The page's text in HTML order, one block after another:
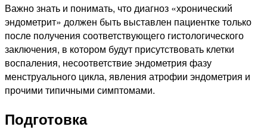
Важно знать и понимать, что диагноз «хронический
эндометрит» должен быть выставлен пациентке только
после получения соответствующего гистологического
заключения, в котором будут присутствовать клетки
воспаления, несоответствие эндометрия фазу
менструального цикла, явления атрофии эндометрия и
прочими типичными симптомами.
Подготовка